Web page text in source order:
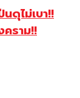
ดุไม่เบา!!
ราม!!